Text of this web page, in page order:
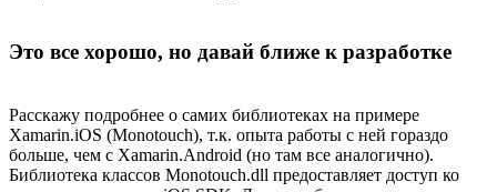
Это все хорошо, но давай ближе к разработке
Расскажу подробнее о самих библиотеках на примере
Xamarin.iOS (Monotouch), т.к. опыта работы с ней гораздо
больше, чем с Xamarin.Android (но там все аналогично).
Библиотека классов Monotouch.dll предоставляет доступ ко